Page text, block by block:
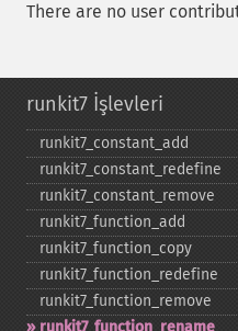
There are no user
runkit7 İşlevleri
runkit7_​constant_​add
runkit7_​constant_​redefine
runkit7_​constant_​remove
runkit7_​function_​add
runkit7_​function_​copy
runkit7_​function_​redefine
runkit7_​function_​remove
runkit7_​function_​rename